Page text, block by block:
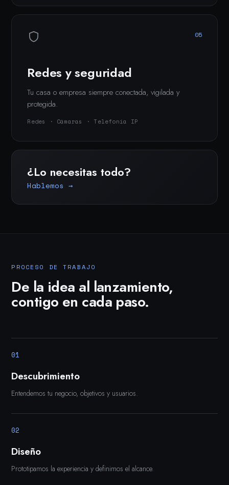
05
Redes y seguridad
Tu casa o empresa siempre conectada, vigilada y
protegida.
Redes · Cámaras · Telefonía IP
¿Lo necesitas todo?
Hablemos →
PROCESO DE TRABAJO
De la idea al lanzamiento,
contigo en cada paso.
01
Descubrimiento
Entendemos tu negocio, objetivos y usuarios.
02
Diseño
Prototipamos la experiencia y definimos el alcance.